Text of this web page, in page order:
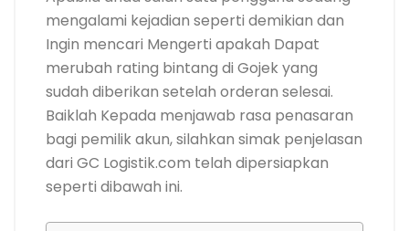
mengalami kejadian seperti demikian dan
Ingin mencari Mengerti apakah Dapat
merubah rating bintang di Gojek yang
sudah diberikan setelah orderan selesai.
Baiklah Kepada menjawab rasa penasaran
bagi pemilik akun, silahkan simak penjelasan
dari GC Logistik.com telah dipersiapkan
seperti dibawah ini.